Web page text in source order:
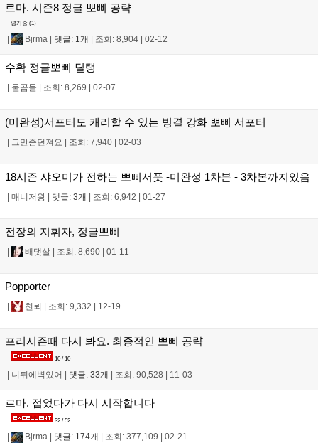
르마. 시즌8 정글 뽀삐 공략
평가중 (1)
| Bjrma | 댓글: 1개 | 조회: 8,904 | 02-12
수확 정글뽀삐 딜탱
| 물곰들 | 조회: 8,269 | 02-07
(미완성)서포터도 캐리할 수 있는 빙결 강화 뽀삐 서포터
| 그만좀던져요 | 조회: 7,940 | 02-03
18시즌 샤오미가 전하는 뽀삐서폿 -미완성 1차본 - 3차본까지있음
| 매니저왕 | 댓글: 3개 | 조회: 6,942 | 01-27
전장의 지휘자, 정글뽀삐
| 배댓살 | 조회: 8,690 | 01-11
Popporter
| 천뢰 | 조회: 9,332 | 12-19
프리시즌때 다시 봐요. 최종적인 뽀삐 공략
10 / 10
니뒤에벽있어 댓글: 33개 조회: 90,528 11-03
르마. 접었다가 다시 시작합니다
32 / 52
Bjrma 댓글: 174개 조회: 377,109 02-21